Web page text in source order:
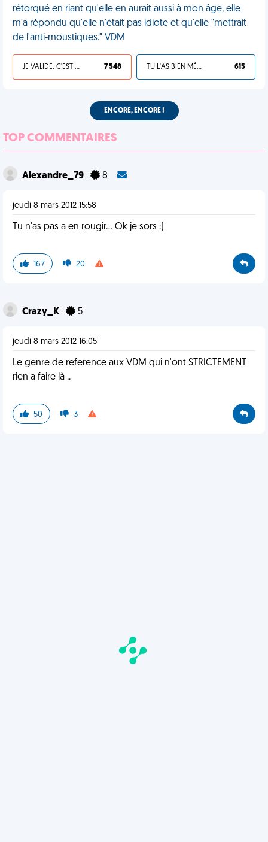
rétorqué en riant qu'elle en aurait aussi à mon âge, elle
m'a répondu qu'elle n'était pas idiote et qu'elle "mettrait
de l'anti-moustiques." VDM
JE VALIDE, C'EST UNE VDM 7 548 TU L'AS BIEN MÉRITÉ 615
ENCORE, ENCORE !
TOP COMMENTAIRES
Alexandre_79 8
jeudi 8 mars 2012 15:58
Tu n'as pas a en rougir... Ok je sors :)
167 20
Crazy_K 5
jeudi 8 mars 2012 16:05
Le genre de reference aux VDM qui n'ont STRICTEMENT
rien a faire là ..
50 3